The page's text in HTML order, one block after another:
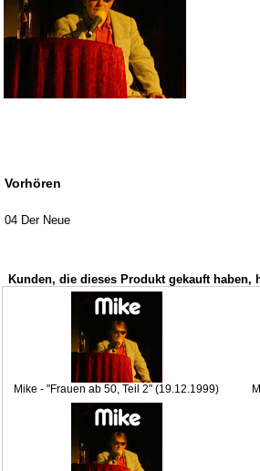
Vorhören
04 Der Neue
Kunden, die dieses Produkt gekauft haben,
Mike - "Frauen ab 50, Teil 2" (19.12.1999)